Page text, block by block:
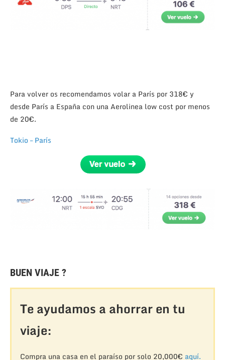
Para volver os recomendamos volar a París por 318€ y
desde París a España con una Aerolinea low cost por menos
de 20€.
Tokio – París
BUEN VIAJE ?
Te ayudamos a ahorrar en tu
viaje:
Compra una casa en el paraíso por solo 20,000€ aquí.